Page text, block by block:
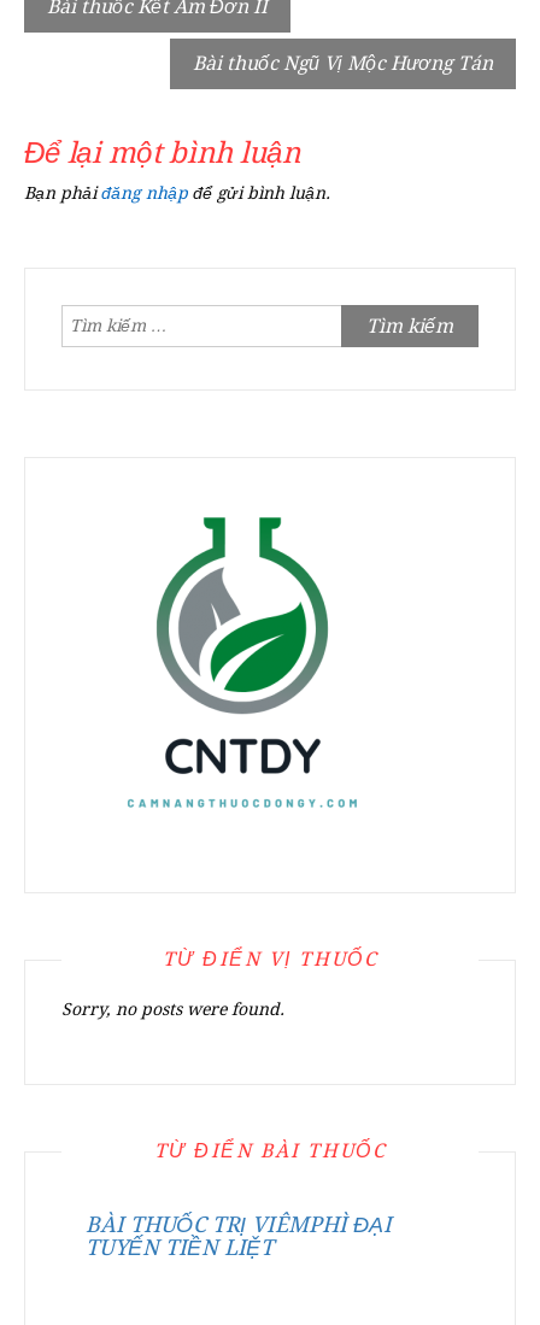
hướng
Bài thuốc Kết Âm Đơn II
Bài thuốc Ngũ Vị Mộc Hương Tán
Để lại một bình luận
Bạn phảiđăng nhập để gửi bình luận.
Tìm
TỪ ĐIỂN VỊ THUỐC
Sorry, no posts were found.
TỪ ĐIỂN BÀI THUỐC
BÀI THUỐC TRỊ VIÊMPHÌ ĐẠI
TUYẾN TIỀN LIỆT